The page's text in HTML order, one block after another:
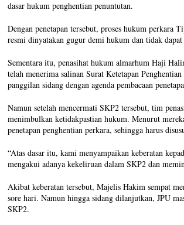
dasar hukum penghentian penuntutan.
Dengan penetapan tersebut, proses hukum
resmi dinyatakan gugur demi hukum dan tidak
Sementara itu, penasihat hukum almarhum Haji
telah menerima salinan Surat Ketetapan
panggilan sidang dengan agenda pembacaan
Namun setelah mencermati SKP2 tersebut, tim
menimbulkan ketidakpastian hukum. Menurut
penetapan penghentian perkara, sehingga harus
“Atas dasar itu, kami menyampaikan keberatan
mengakui adanya kekeliruan dalam SKP2 dan
Akibat keberatan tersebut, Majelis Hakim sempat
sore hari. Namun hingga sidang dilanjutkan, JPU
SKP2.